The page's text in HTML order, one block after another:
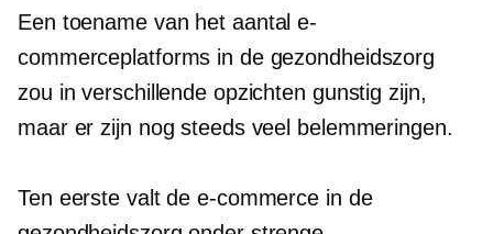
Een toename van het aantal e-
commerceplatforms in de gezondheidszorg
zou in verschillende opzichten gunstig zijn,
maar er zijn nog steeds veel belemmeringen.
Ten eerste valt de e-commerce in de